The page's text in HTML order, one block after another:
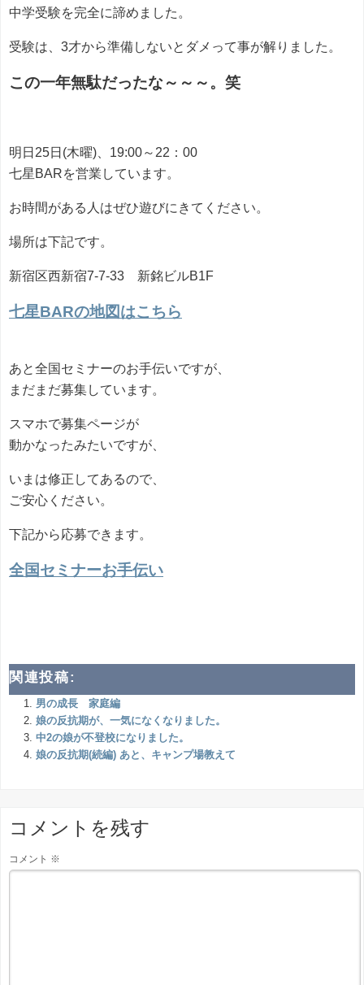
中学受験を完全に諦めました。
受験は、3才から準備しないとダメって事が解りました。
この一年無駄だったな～～～。笑
明日25日(木曜)、19:00～22：00
七星BARを営業しています。
お時間がある人はぜひ遊びにきてください。
場所は下記です。
新宿区西新宿7-7-33 新銘ビルB1F
七星BARの地図はこちら
あと全国セミナーのお手伝いですが、
まだまだ募集しています。
スマホで募集ページが
動かなったみたいですが、
いまは修正してあるので、
ご安心ください。
下記から応募できます。
全国セミナーお手伝い
関連投稿:
男の成長 家庭編
娘の反抗期が、一気になくなりました。
中2の娘が不登校になりました。
娘の反抗期(続編) あと、キャンプ場教えて
コメントを残す
コメント ※